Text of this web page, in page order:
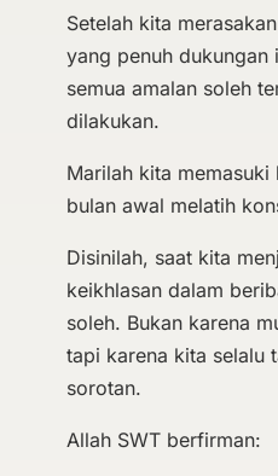
Setelah kita
yang penuh dukungan
semua amalan soleh
dilakukan.
Marilah kita
bulan awal melatih
Disinilah, saat kita
keikhlasan dalam
soleh. Bukan karena
tapi karena kita selalu
sorotan.
Allah SWT berfirman: